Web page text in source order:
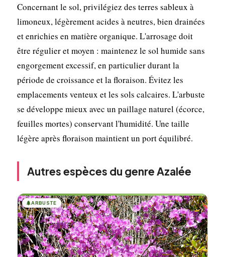
Concernant le sol, privilégiez des terres sableux à
limoneux, légèrement acides à neutres, bien drainées
et enrichies en matière organique. L'arrosage doit
être régulier et moyen : maintenez le sol humide sans
engorgement excessif, en particulier durant la
période de croissance et la floraison. Évitez les
emplacements venteux et les sols calcaires. L'arbuste
se développe mieux avec un paillage naturel (écorce,
feuilles mortes) conservant l'humidité. Une taille
légère après floraison maintient un port équilibré.
Autres espèces du genre Azalée
🌲ARBUSTE